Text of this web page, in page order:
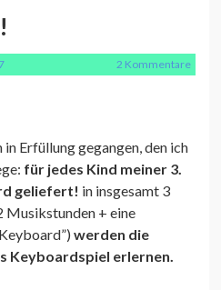
2 Kommentare
Erfüllung gegangen, den ich
für jedes Kind meiner 3.
geliefert! in insgesamt 3
Musikstunden + eine
werden die
Keyboardspiel erlernen.